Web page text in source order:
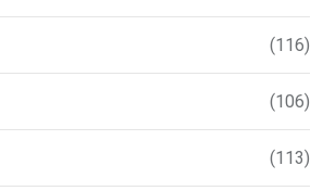
(116)
(106)
(113)